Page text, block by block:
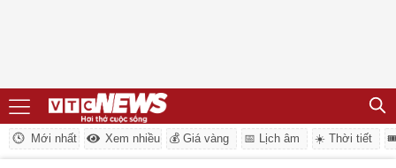
Mới nhất Xem nhiều 💰 Giá vàng 📅 Lịch âm ☀️ Thời tiết